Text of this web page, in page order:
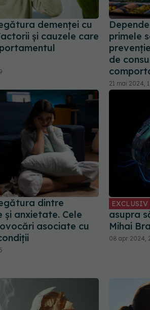
demenței cu
și cauzele care
primele
de
21 mai 2024,
dintre
anxietate. Cele
asociate cu
EXCLUSIV
asupra
Mihai
08 apr 2024,